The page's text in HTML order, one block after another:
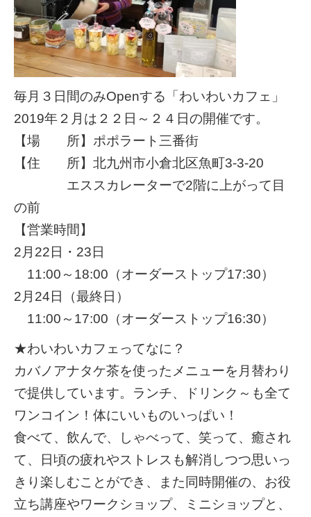
毎月３日間のみOpenする「わいわいカフェ」
2019年２月は２２日～２４日の開催です。
【場 所】ポポラート三番街
【住 所】北九州市小倉北区魚町3-3-20
エススカレーターで2階に上がって目
の前
【営業時間】
2月22日・23日
11:00～18:00（オーダーストップ17:30）
2月24日（最終日）
11:00～17:00（オーダーストップ16:30）
★わいわいカフェってなに？
カバノアナタケ茶を使ったメニューを月替わり
で提供しています。ランチ、ドリンク～も全て
ワンコイン！体にいいものいっぱい！
食べて、飲んで、しゃべって、笑って、癒され
て、日頃の疲れやストレスも解消しつつ思いっ
きり楽しむことができ、また同時開催の、お役
立ち講座やワークショップ、ミニショップと、